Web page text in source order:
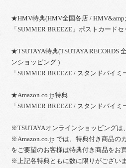
★HMV特典(HMV全国各店 /
「SUMMER BREEZE」ポストカードセ
★TSUTAYA特典(TSUTAYA RECORDS
ンショッピング )
「SUMMER BREEZE / スタンドバイ
★Amazon.co.jp特典
「SUMMER BREEZE / スタンドバイ
※TSUTAYAオンラインショッピングは
※Amazon.co.jp では、特典付き商品の
をご要望のお客様は特典付き商品をお
※上記各特典ともに数に限りがござい